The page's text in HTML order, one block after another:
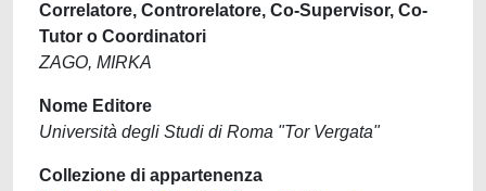
Correlatore, Controrelatore, Co-Supervisor, Co-
Tutor o Coordinatori
ZAGO, MIRKA
Nome Editore
Università degli Studi di Roma "Tor Vergata"
Collezione di appartenenza